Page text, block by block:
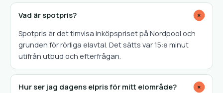
Vad är spotpris? +
Spotpris är det timvisa inköpspriset på Nordpool och
grunden för rörliga elavtal. Det sätts var 15:e minut
utifrån utbud och efterfrågan.
Hur ser jag dagens elpris för mitt elområde? +